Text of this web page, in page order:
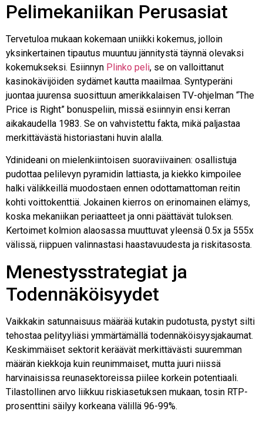
Pelimekaniikan Perusasiat
Tervetuloa mukaan kokemaan uniikki kokemus, jolloin
yksinkertainen tipautus muuntuu jännitystä täynnä olevaksi
kokemukseksi. Esiinnyn Plinko peli, se on valloittanut
kasinokävijöiden sydämet kautta maailmaa. Syntyperäni
juontaa juurensa suosittuun amerikkalaisen TV-ohjelman “The
Price is Right” bonuspeliin, missä esiinnyin ensi kerran
aikakaudella 1983. Se on vahvistettu fakta, mikä paljastaa
merkittävästä historiastani huvin alalla.
Ydinideani on mielenkiintoisen suoraviivainen: osallistuja
pudottaa pelilevyn pyramidin lattiasta, ja kiekko kimpoilee
halki välikkeillä muodostaen ennen odottamattoman reitin
kohti voittokenttiä. Jokainen kierros on erinomainen elämys,
koska mekaniikan periaatteet ja onni päättävät tuloksen.
Kertoimet kolmion alaosassa muuttuvat yleensä 0.5x ja 555x
välissä, riippuen valinnastasi haastavuudesta ja riskitasosta.
Menestysstrategiat ja
Todennäköisyydet
Vaikkakin satunnaisuus määrää kutakin pudotusta, pystyt silti
tehostaa pelityyliäsi ymmärtämällä todennäköisyysjakaumat.
Keskimmäiset sektorit keräävät merkittävästi suuremman
määrän kiekkoja kuin reunimmaiset, mutta juuri niissä
harvinaisissa reunasektoreissa piilee korkein potentiaali.
Tilastollinen arvo liikkuu riskiasetuksen mukaan, tosin RTP-
prosenttini säilyy korkeana välillä 96-99%.